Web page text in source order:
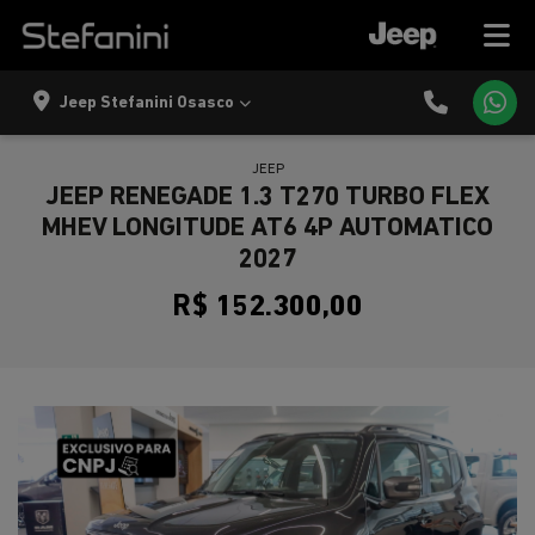
Jeep Stefanini Osasco
JEEP
JEEP RENEGADE 1.3 T270 TURBO FLEX
MHEV LONGITUDE AT6 4P AUTOMATICO
2027
R$ 152.300,00